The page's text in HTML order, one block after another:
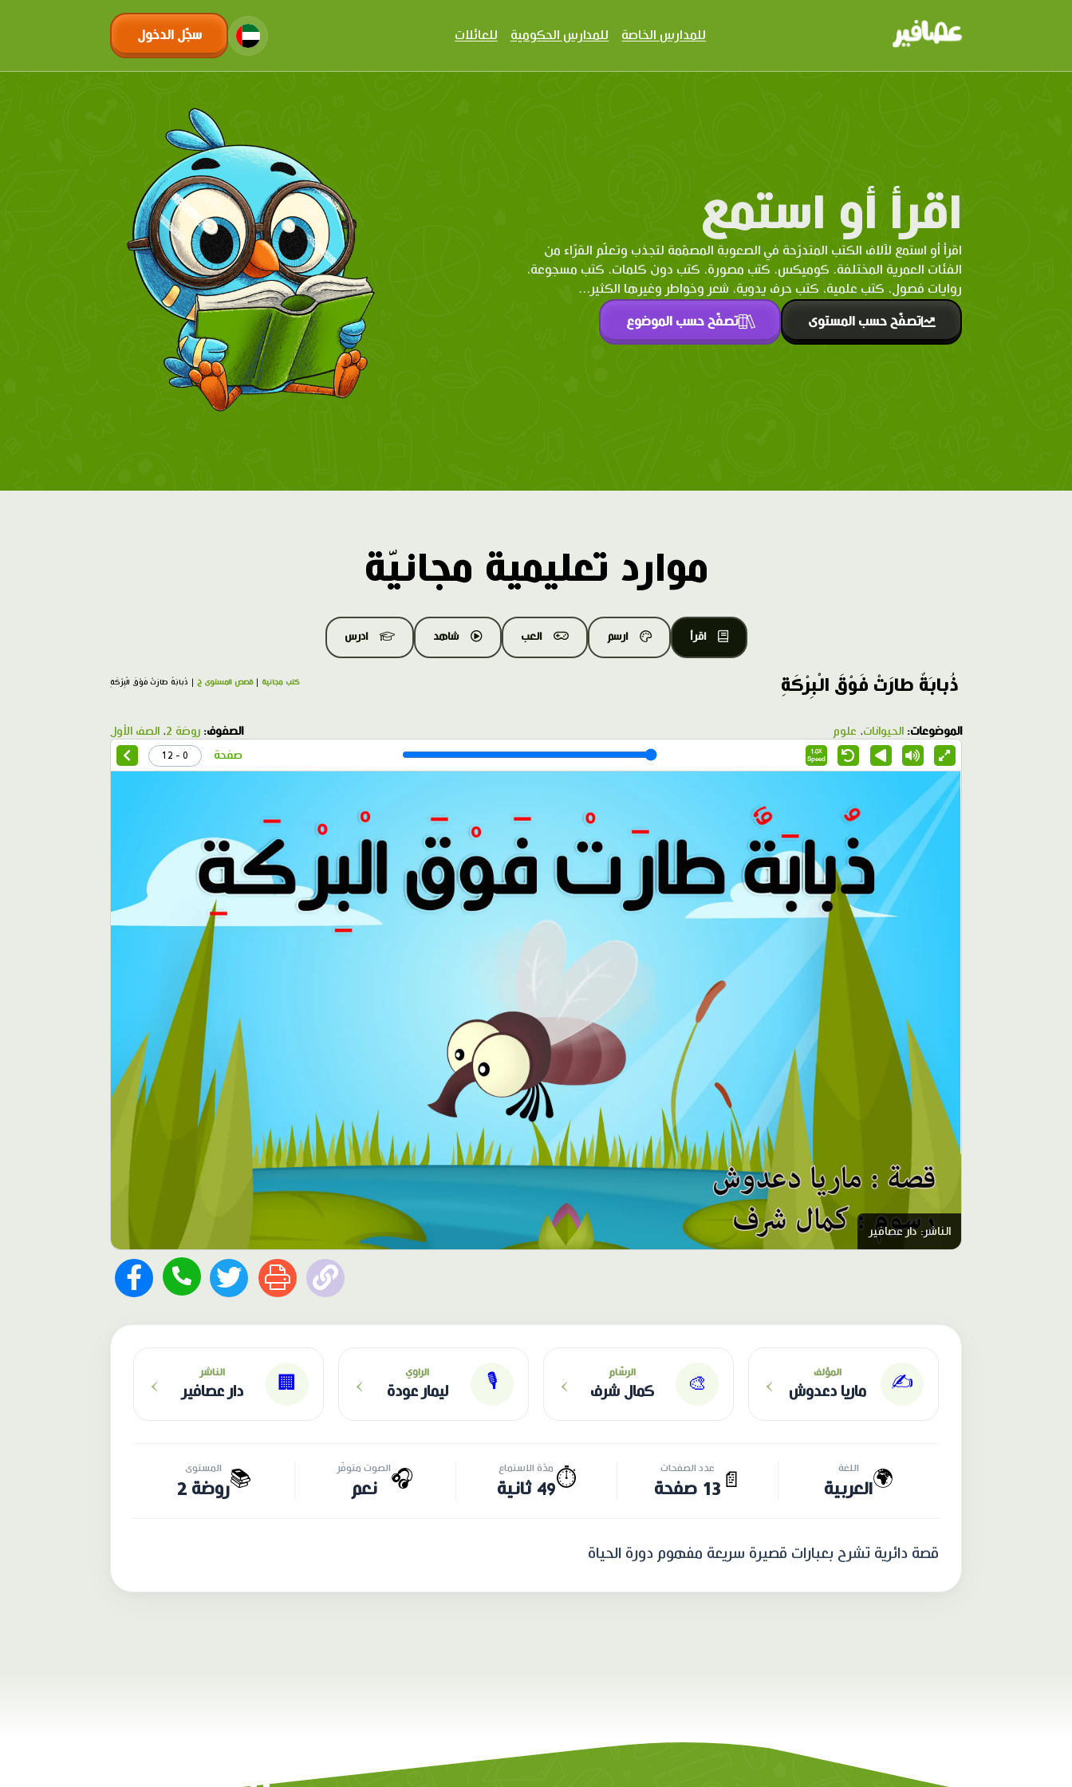
للمدارس الخاصة للمدارس الحكومية للعائلات سجّل الدخول
اقرأ أو استمع
اقرأ أو استمع لآلاف الكتب المتدرّحة في الصعوبة المصمّمة لتجذب وتعلّم القرّاء من
الفئات العمرية المختلفة. كوميكس، كتب مصورة، كتب دون كلمات، كتب مسجوعة،
روايات فصول، كتب علمية، كتب حرف يدوية، شعر وخواطر وغيرها الكثير...
تصفّح حسب المستوى تصفّح حسب الموضوع
موارد تعليمية مجانيّة
اقرأ ارسم العب شاهد ادرس
ذُبابَةٌ طارَتْ فَوْقَ الْبِرْكَةِ كتب مجانية |قصص المستوى ج | ذُبابَةٌ طارَتْ فَوْقَ الْبِرْكَةِ
الموضوعات: الحيوانات، علوم الصفوف: روضة 2 ، الصف الأول
1.0X
Speed
صفحة 0 - 12
الناشر: دار عصافير
✍️ المؤلف
ماريا دعدوش ›
🎨
الرسّام
كمال شرف ›
🎙 الراوي
ليمار عودة ›
🏢
الناشر
دار عصافير ›
🌍 اللغة
العربية 📄
عدد الصفحات
13 صفحة ⏱️ مدّة الاستماع
49 ثانية 🎧الصوت متوفّر
نعم 📚 المستوى
روضة 2
قصة دائرية تشرح بعبارات قصيرة سريعة مفهوم دورة الحياة